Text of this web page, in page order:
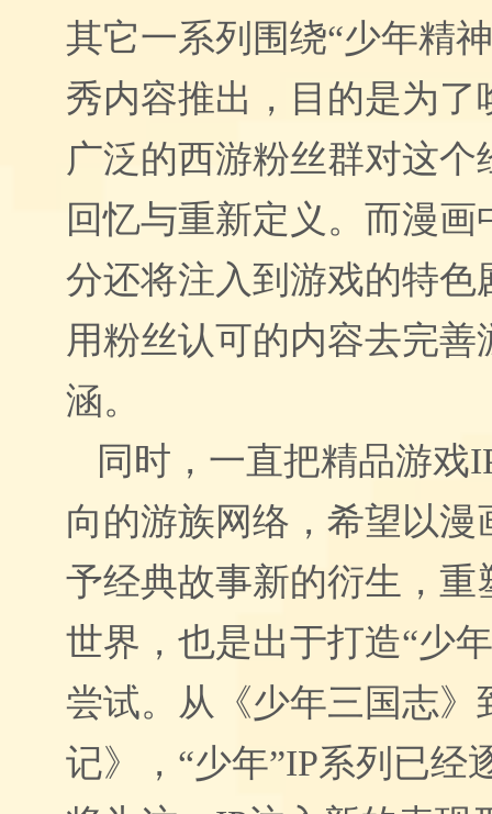
其它一系列围绕“少年精
秀内容推出，目的是为了
广泛的西游粉丝群对这个
回忆与重新定义。而漫
分还将注入到游戏的特色
用粉丝认可的内容去完善
涵。
同时，一直把精品游戏
向的游族网络，希望以漫
予经典故事新的衍生，重
世界，也是出于打造“少
尝试。从《少年三国志》
记》，“少年”IP系列已经